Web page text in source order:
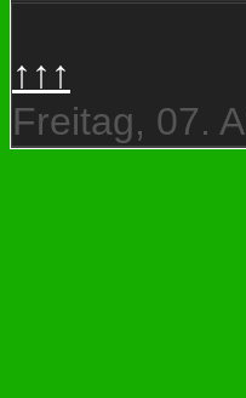
↑↑↑
Freitag, 07.